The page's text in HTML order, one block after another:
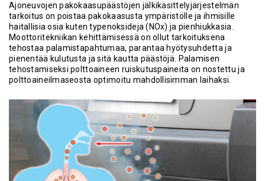
Ajoneuvojen pakokaasupäästöjen jälkikäsittelyjärjestelmän
tarkoitus on poistaa pakokaasusta ympäristölle ja ihmisille
haitallisia osia kuten typenoksideja (NOx) ja pienhiukkasia.
Moottoritekniikan kehittämisessä on ollut tarkoituksena
tehostaa palamistapahtumaa, parantaa hyötysuhdetta ja
pienentää kulutusta ja sitä kautta päästöjä. Palamisen
tehostamiseksi polttoaineen ruiskutuspaineita on nostettu ja
polttoaineilmaseosta optimoitu mahdollisimman laihaksi.